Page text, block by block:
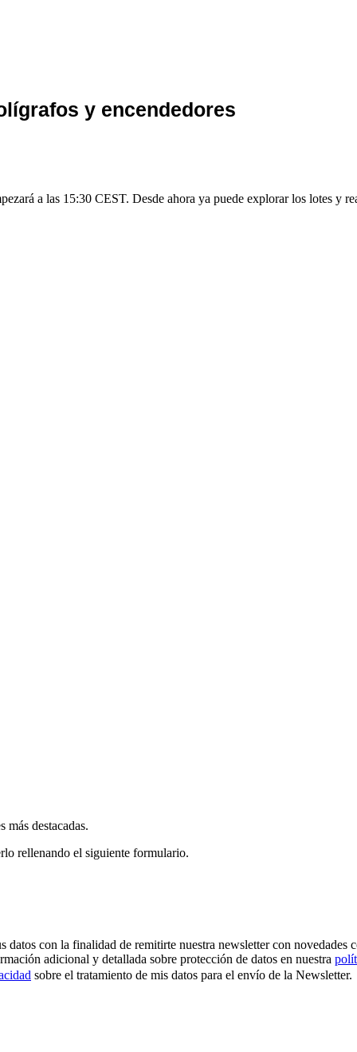
y encendedores
a las 15:30 CEST. Desde ahora ya puede explorar los lotes y
más destacadas.
rellenando el siguiente formulario.
con la finalidad de remitirte nuestra newsletter con novedades
adicional y detallada sobre protección de datos en nuestra
sobre el tratamiento de mis datos para el envío de la Newsletter.